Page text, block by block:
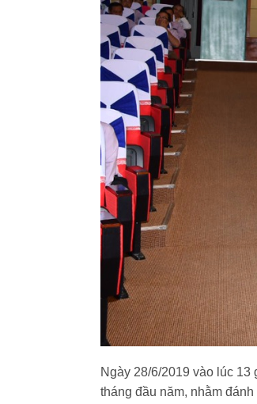
Ngày 28/6/2019 vào lúc
tháng đầu năm, nhằm